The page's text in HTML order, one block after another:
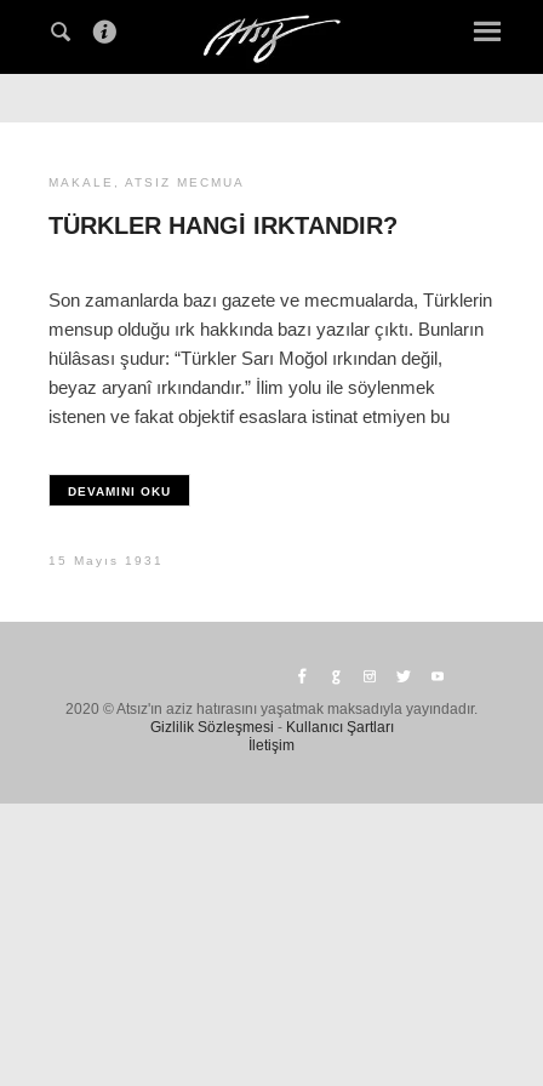
MAKALE , ATSIZ MECMUA
TÜRKLER HANGI IRKTANDIR?
Son zamanlarda bazı gazete ve mecmualarda, Türklerin
mensup olduğu ırk hakkında bazı yazılar çıktı. Bunların
hülâsası şudur: “Türkler Sarı Moğol ırkından değil,
beyaz aryanî ırkındandır.” İlim yolu ile söylenmek
istenen ve fakat objektif esaslara istinat etmiyen bu
DEVAMINI OKU
15 Mayıs 1931
2020 © Atsız'ın aziz hatırasını yaşatmak maksadıyla yayındadır.
Gizlilik Sözleşmesi - Kullanıcı Şartları
İletişim